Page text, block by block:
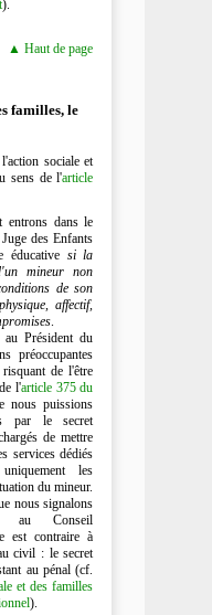
).
▲ Haut de page
familles, le
sociale et
sens de l'article
entrons dans le
des Enfants
éducative si la
mineur non
de son
affectif,
.
Président du
préoccupantes
de l'être
l'article 375 du
nous puissions
par le secret
de mettre
services dédiés
les
du mineur.
nous signalons
au Conseil
est contraire à
civil : le secret
au pénal (cf.
et des familles
).